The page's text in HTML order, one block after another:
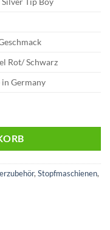
Rot/ Schwarz
in Germany
, Stopfmaschienen,